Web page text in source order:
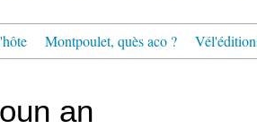
Montpoulet, quès aco ?
an